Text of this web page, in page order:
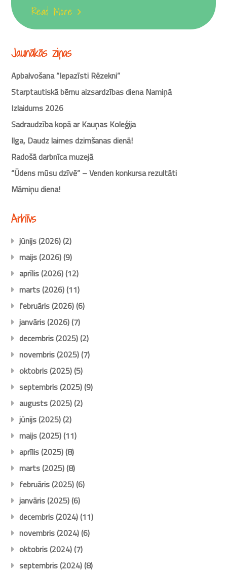
Read More
Jaunākās ziņas
Apbalvošana “Iepazīsti Rēzekni”
Starptautiskā bērnu aizsardzības diena Namiņā
Izlaidums 2026
Sadraudzība kopā ar Kauņas Koleģija
Ilga, Daudz laimes dzimšanas dienā!
Radošā darbnīca muzejā
“Ūdens mūsu dzīvē” – Venden konkursa rezultāti
Māmiņu diena!
Arhīvs
jūnijs (2026)(2)
maijs (2026)(9)
aprīlis (2026)(12)
marts (2026)(11)
februāris (2026)(6)
janvāris (2026)(7)
decembris (2025)(2)
novembris (2025)(7)
oktobris (2025)(5)
septembris (2025)(9)
augusts (2025)(2)
jūnijs (2025)(2)
maijs (2025)(11)
aprīlis (2025)(8)
marts (2025)(8)
februāris (2025)(6)
janvāris (2025)(6)
decembris (2024)(11)
novembris (2024)(6)
oktobris (2024)(7)
septembris (2024)(8)